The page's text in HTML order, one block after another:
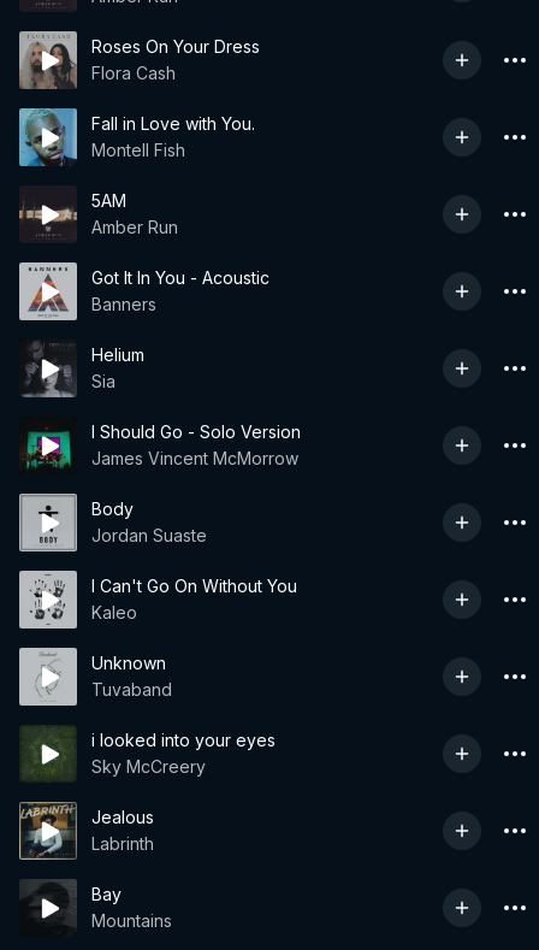
Roses On Your Dress
Flora Cash
Fall in Love with You.
Montell Fish
5AM
Amber Run
Got It In You - Acoustic
Banners
Helium
Sia
I Should Go - Solo Version
James Vincent McMorrow
Body
Jordan Suaste
I Can't Go On Without You
Kaleo
Unknown
Tuvaband
i looked into your eyes
Sky McCreery
Jealous
Labrinth
Bay
Mountains